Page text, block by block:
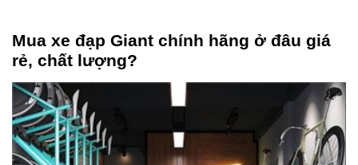
Mua xe đạp Giant chính hãng ở đâu giá
rẻ, chất lượng?